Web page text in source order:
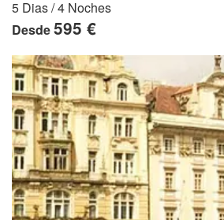
5 Dias / 4 Noches
Desde595 €